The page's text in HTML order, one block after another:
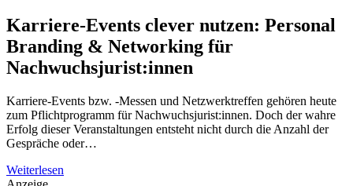
Karriere-Events clever nutzen: Personal
Branding & Networking für
Nachwuchsjurist:innen
Karriere-Events bzw. -Messen und Netzwerktreffen gehören heute
zum Pflichtprogramm für Nachwuchsjurist:innen. Doch der wahre
Erfolg dieser Veranstaltungen entsteht nicht durch die Anzahl der
Gespräche oder…
Weiterlesen